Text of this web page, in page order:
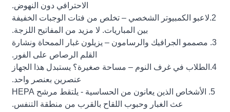
الاحترافي دون النهوض.
2.لاعبو الكمبيوتر الشخصي – تخلص من فتات الوجبات الخفيفة
بين المباريات. لا مزيد من المفاتيح اللزجة.
3. مصممو الجرافيك والرسامون – يزيلون غبار الممحاة ونشارة
القلم الرصاص على الفور.
4.الطلاب في غرف النوم – مساحة صغيرة؟ يستبدل هذا الجهاز
عنصرين بعنصر واحد.
5. الأشخاص الذين يعانون من الحساسية - يلتقط مرشح HEPA
عث الغبار وحبوب اللقاح بالقرب من منطقة التنفس.